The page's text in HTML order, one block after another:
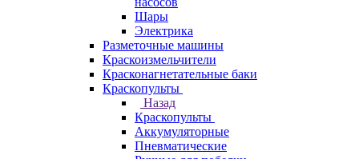
Шары
Электрика
Разметочные машины
Краскоизмельчители
Красконагнетательные баки
Краскопульты
Назад
Краскопульты
Аккумуляторные
Пневматические